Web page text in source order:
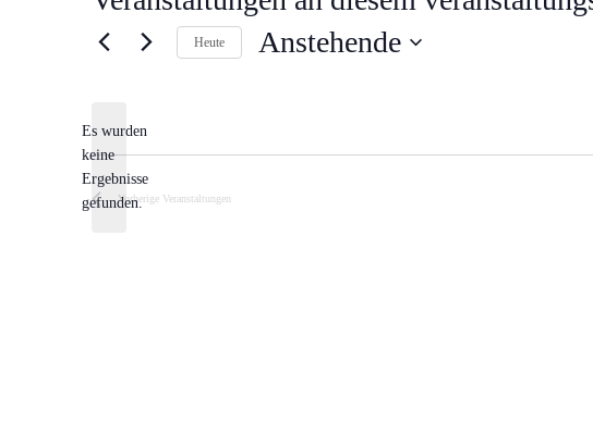
Hinweis
Es wurden
keine
Ergebnisse
gefunden.
Heute Anstehende
Vorherige Veranstaltungen